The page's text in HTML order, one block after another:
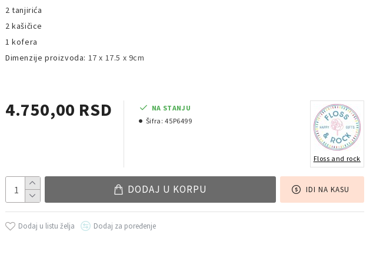
2 tanjirića
2 kašičice
1 kofera
Dimenzije proizvoda: 17 x 17.5 x 9cm
4.750,00 RSD
NA STANJU
Šifra: 45P6499
Floss and rock
DODAJ U KORPU IDI NA KASU
Dodaj u listu želja Dodaj za poređenje